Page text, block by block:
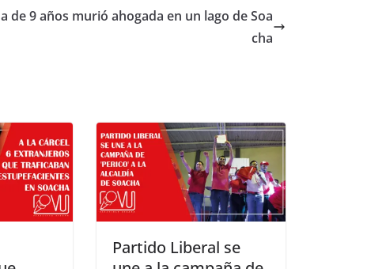
de 9 años murió ahogada en un lago de Soa
cha
Partido Liberal se